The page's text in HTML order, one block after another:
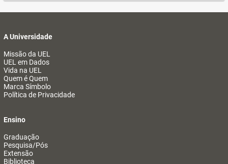
A Universidade
Missão da UEL
UEL em Dados
Vida na UEL
Quem é Quem
Marca Símbolo
Política de Privacidade
Ensino
Graduação
Pesquisa/Pós
Extensão
Biblioteca